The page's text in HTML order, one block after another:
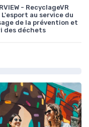
- RecyclageVR
L'esport au service du
de la prévention et
des déchets